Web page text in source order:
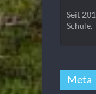
Seit
Schule.
Meta